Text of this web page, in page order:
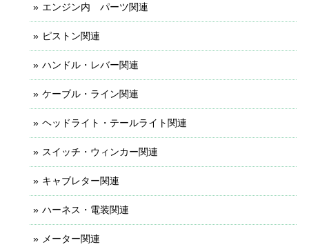
エンジン内 パーツ関連
ピストン関連
ハンドル・レバー関連
ケーブル・ライン関連
ヘッドライト・テールライト関連
スイッチ・ウィンカー関連
キャブレター関連
ハーネス・電装関連
メーター関連